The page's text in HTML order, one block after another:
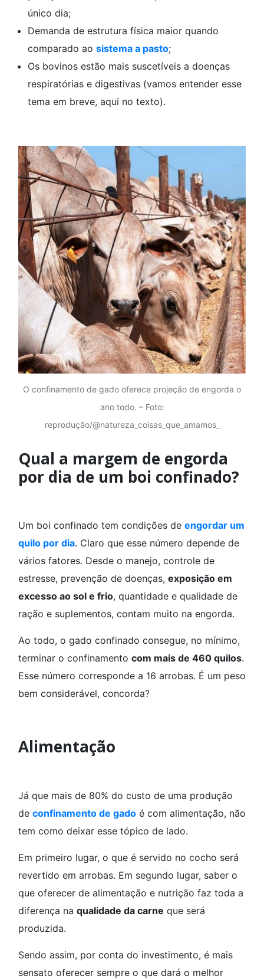
único dia;
Demanda de estrutura física maior quando
comparado ao sistema a pasto;
Os bovinos estão mais suscetíveis a doenças
respiratórias e digestivas (vamos entender esse
tema em breve, aqui no texto).
O confinamento de gado oferece projeção de engorda o
ano todo. – Foto:
reprodução/@natureza_coisas_que_amamos_
Qual a margem de engorda
por dia de um boi confinado?
Um boi confinado tem condições de engordar um
quilo por dia. Claro que esse número depende de
vários fatores. Desde o manejo, controle de
estresse, prevenção de doenças, exposição em
excesso ao sol e frio, quantidade e qualidade de
ração e suplementos, contam muito na engorda.
Ao todo, o gado confinado consegue, no mínimo,
terminar o confinamento com mais de 460 quilos.
Esse número corresponde a 16 arrobas. É um peso
bem considerável, concorda?
Alimentação
Já que mais de 80% do custo de uma produção
de confinamento de gado é com alimentação, não
tem como deixar esse tópico de lado.
Em primeiro lugar, o que é servido no cocho será
revertido em arrobas. Em segundo lugar, saber o
que oferecer de alimentação e nutrição faz toda a
diferença na qualidade da carne que será
produzida.
Sendo assim, por conta do investimento, é mais
sensato oferecer sempre o que dará o melhor